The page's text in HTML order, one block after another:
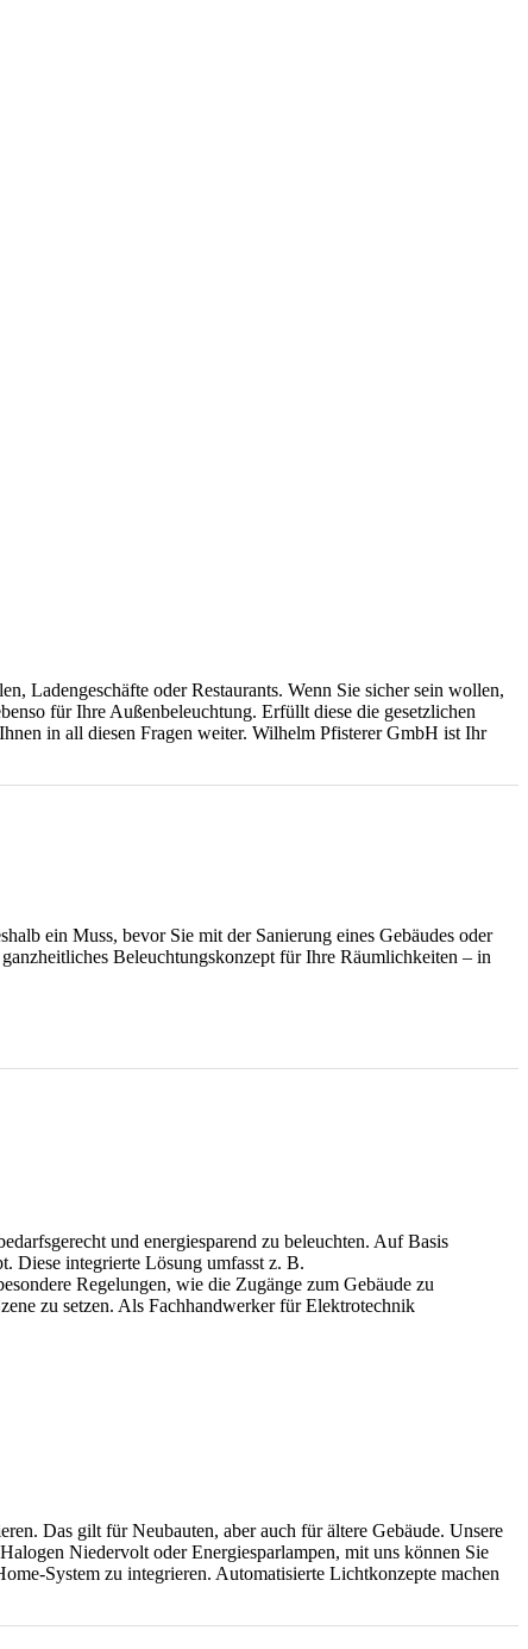
Ladengeschäfte oder Restaurants. Wenn Sie sicher sein wollen,
für Ihre Außenbeleuchtung. Erfüllt diese die gesetzlichen
in all diesen Fragen weiter. Wilhelm Pfisterer GmbH ist Ihr
ein Muss, bevor Sie mit der Sanierung eines Gebäudes oder
Beleuchtungskonzept für Ihre Räumlichkeiten – in
und energiesparend zu beleuchten. Auf Basis
Diese integrierte Lösung umfasst z. B.
Regelungen, wie die Zugänge zum Gebäude zu
zu setzen. Als Fachhandwerker für Elektrotechnik
Das gilt für Neubauten, aber auch für ältere Gebäude. Unsere
Niedervolt oder Energiesparlampen, mit uns können Sie
System zu integrieren. Automatisierte Lichtkonzepte machen